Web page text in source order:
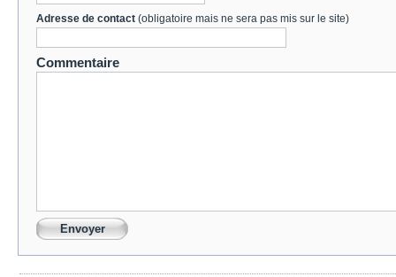
Adresse de contact (obligatoire mais ne sera pas mis sur le site)
Commentaire